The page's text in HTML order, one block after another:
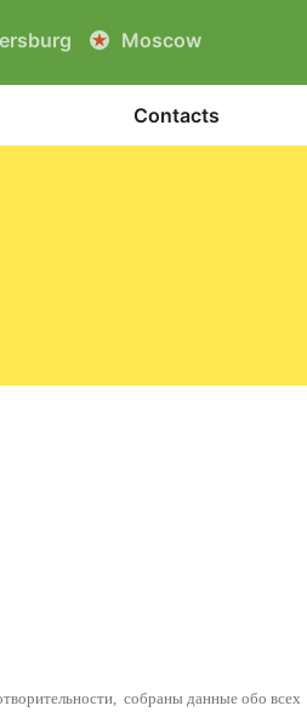
Moscow
Contacts
собраны данные обо всех